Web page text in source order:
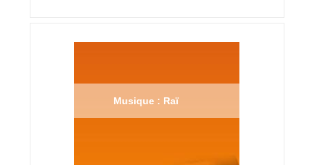
Musique : Raï